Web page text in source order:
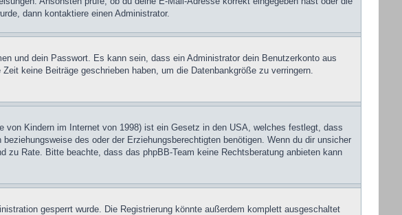
dann kontaktiere einen Administrator.
und dein Passwort. Es kann sein, dass ein Administrator dein Benutzerkonto aus
keine Beiträge geschrieben haben, um die Datenbankgröße zu verringern.
Kindern im Internet von 1998) ist ein Gesetz in den USA, welches festlegt, dass
des oder der Erziehungsberechtigten benötigen. Wenn du dir unsicher
Rate. Bitte beachte, dass das phpBB-Team keine Rechtsberatung anbieten kann
gesperrt wurde. Die Registrierung könnte außerdem komplett ausgeschaltet